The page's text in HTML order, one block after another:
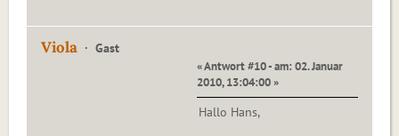
Viola Gast
« Antwort #10 - am: 02. Januar
2010, 13:04:00 »
Hallo Hans,